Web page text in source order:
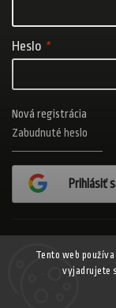
Tento web
vyjadrujete
Heslo
Nová registrácia
Zabudnuté heslo
Prihlásiť